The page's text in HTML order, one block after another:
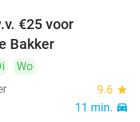
€25 voor
Bakker
Wo
9.6 star
11 min. directions_car